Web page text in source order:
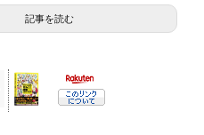
記事を読む